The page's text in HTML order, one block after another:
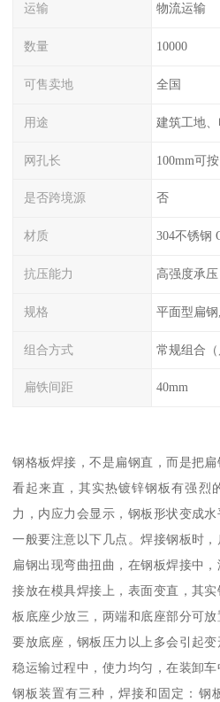
运输 物流运输
数量 10000
可售卖地 全国
用途 建筑工地
网孔长 100mm可
是否跨境源 否
材质 304不锈钢
抗压能力 高强度承压
规格 平面型扁
组合方式 常规组合（
扁铁间距 40mm
钢格板焊接，不是扁钢直，而是把
看起来直，其实热镀锌钢板有强烈
力，内应力会显示，钢板形状变成
一般要注意以下几点。焊接钢板时
扁钢出现弯曲扭曲，在钢板焊接中
接放在模具焊接上，表面变直，其
板底座少放三，两端和底座部分可
要放底座，钢板压力以上多会引起
稳运输过程中，使力均匀，在装卸车
钢板装置有三种，焊接和固定：钢